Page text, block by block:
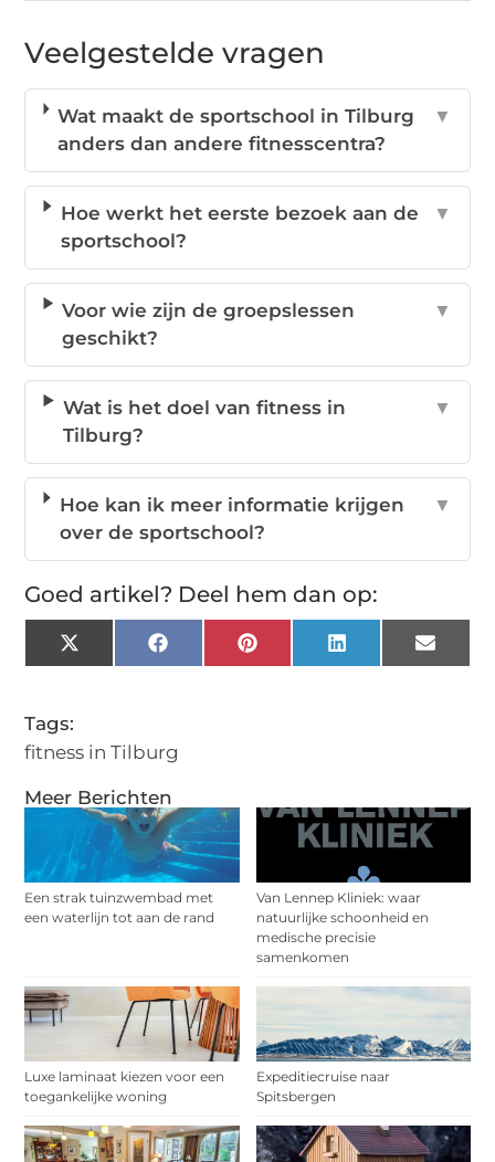
Meer Berichten
Een strak tuinzwembad met
een waterlijn tot aan de rand
Van Lennep Kliniek: waar
natuurlijke schoonheid en
medische precisie
samenkomen
Luxe laminaat kiezen voor een
toegankelijke woning
Expeditiecruise naar
Spitsbergen
Veelgestelde vragen
Wat maakt de sportschool in Tilburg
anders dan andere fitnesscentra?
▼
Hoe werkt het eerste bezoek aan de
sportschool?
▼
Voor wie zijn de groepslessen
geschikt?
▼
Wat is het doel van fitness in
Tilburg?
▼
Hoe kan ik meer informatie krijgen
over de sportschool?
▼
Goed artikel? Deel hem dan op:
X
(Twitter)
FacebookPinterestLinkedInEmail
Tags:
fitness in Tilburg